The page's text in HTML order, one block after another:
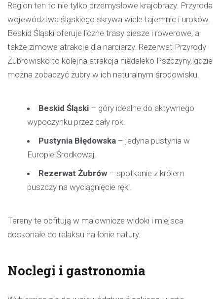
Region ten to nie tylko przemysłowe krajobrazy. Przyroda
województwa śląskiego skrywa wiele tajemnic i uroków.
Beskid Śląski oferuje liczne trasy piesze i rowerowe, a
także zimowe atrakcje dla narciarzy. Rezerwat Przyrody
Żubrowisko to kolejna atrakcja niedaleko Pszczyny, gdzie
można zobaczyć żubry w ich naturalnym środowisku.
Beskid Śląski – góry idealne do aktywnego
wypoczynku przez cały rok.
Pustynia Błędowska – jedyna pustynia w
Europie Środkowej.
Rezerwat Żubrów – spotkanie z królem
puszczy na wyciągnięcie ręki.
Tereny te obfitują w malownicze widoki i miejsca
doskonałe do relaksu na łonie natury.
Noclegi i gastronomia